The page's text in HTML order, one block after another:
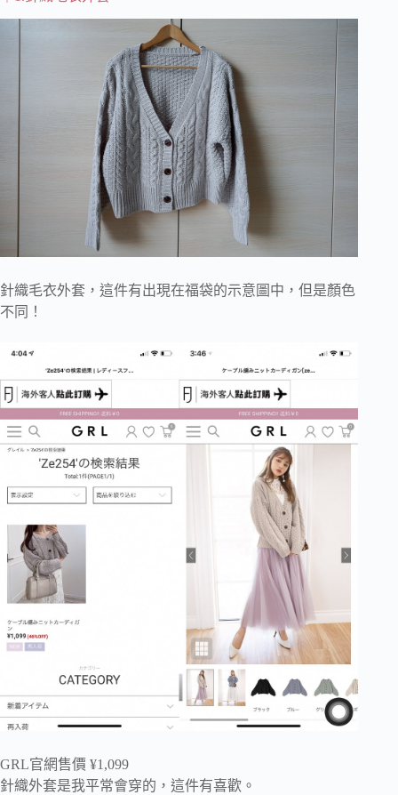
針織毛衣外套，這件有出現在福袋的示意圖中，但是顏色
不同！
GRL官網售價 ¥1,099
針織外套是我平常會穿的，這件有喜歡。